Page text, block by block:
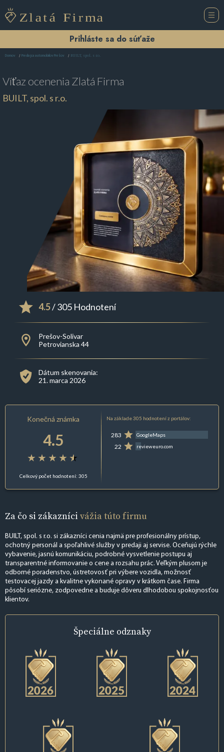
Prihláste sa do súťaže
Domov Predajca automobilov Prešov BUILT, spol. s r.o.
Víťaz ocenenia Zlatá Firma
BUILT, spol. s r.o.
4.5/ 305 Hodnotení
Prešov-Solivar
Petrovianska 44
Dátum skenovania:
21. marca 2026
Konečná známka
4.5
Celkový počet hodnotení: 305
Na základe 305 hodnotení z portálov:
283 GoogleMaps
22 revieweuro.com
Za čo si zákazníci vážia túto firmu
BUILT, spol. s r.o. si zákazníci cenia najmä pre profesionálny prístup,
ochotný personál a spoľahlivé služby v predaji aj servise. Oceňujú rýchle
vybavenie, jasnú komunikáciu, podrobné vysvetlenie postupu aj
transparentné informovanie o cene a rozsahu prác. Veľkým plusom je
odborné poradenstvo, ústretovosť pri výbere vozidla, možnosť
testovacej jazdy a kvalitne vykonané opravy v krátkom čase. Firma
pôsobí seriózne, zodpovedne a buduje dôveru dlhodobou spokojnosťou
klientov.
Špeciálne odznaky